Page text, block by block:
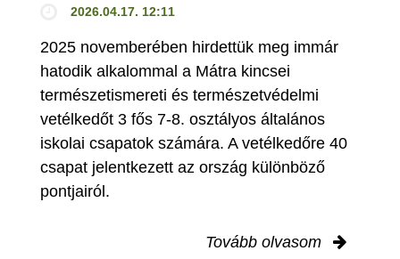
2026.04.17. 12:11
2025 novemberében hirdettük meg immár
hatodik alkalommal a Mátra kincsei
természetismereti és természetvédelmi
vetélkedőt 3 fős 7-8. osztályos általános
iskolai csapatok számára. A vetélkedőre 40
csapat jelentkezett az ország különböző
pontjairól.
Tovább olvasom